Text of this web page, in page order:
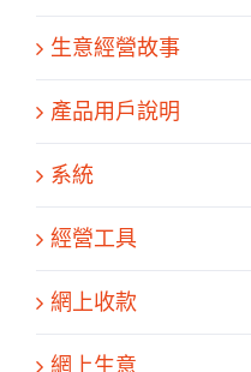
生意經營故事
產品用戶說明
系統
經營工具
網上收款
網上生意